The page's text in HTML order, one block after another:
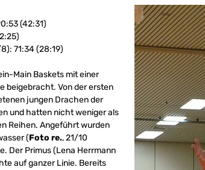
(42:31)
71:34 (28:19)
Main Baskets mit einer
beigebracht. Von der ersten
jungen Drachen der
und hatten nicht weniger als
Reihen. Angeführt wurden
(Foto re., 21/10
Der Primus (Lena Herrmann
auf ganzer Linie. Bereits